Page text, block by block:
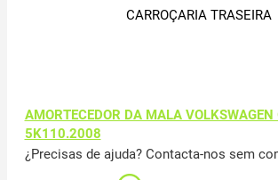
CARROÇARIA TRASEIRA
AMORTECEDOR DA MALA VOLKSWAGEN
5K110.2008
¿Precisas de ajuda? Contacta-nos sem